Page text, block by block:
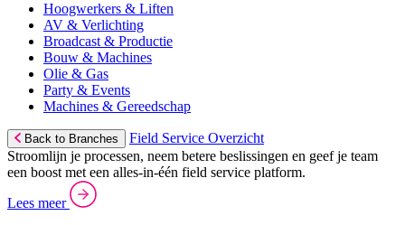
Hoogwerkers & Liften
AV & Verlichting
Broadcast & Productie
Bouw & Machines
Olie & Gas
Party & Events
Machines & Gereedschap
Back to Branches
Field Service Overzicht
Stroomlijn je processen, neem betere beslissingen en geef je team
een boost met een alles-in-één field service platform.
Lees meer